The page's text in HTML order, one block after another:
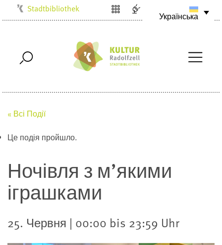
Musikschule
Stadtmuseum
Stadtbibliothek
Villa Bosch
Українська
« Всі Події
Це подія пройшло.
Ночівля з м’якими
іграшками
25. Червня | 00:00 bis 23:59 Uhr